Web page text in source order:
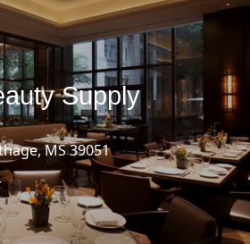
Supply
MS 39051